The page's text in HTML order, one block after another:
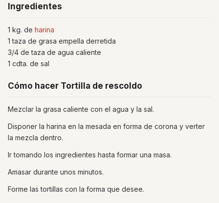
Ingredientes
1 kg. de harina
1 taza de grasa empella derretida
3/4 de taza de agua caliente
1 cdta. de sal
Cómo hacer Tortilla de rescoldo
Mezclar la grasa caliente con el agua y la sal.
Disponer la harina en la mesada en forma de corona y verter
la mezcla dentro.
Ir tomando los ingredientes hasta formar una masa.
Amasar durante unos minutos.
Forme las tortillas con la forma que desee.